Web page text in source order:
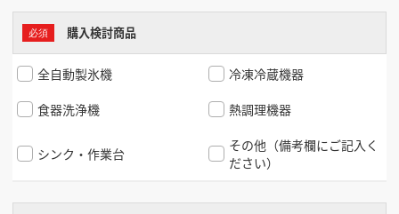
購入検討商品
全自動製氷機
冷凍冷蔵機器
食器洗浄機
熱調理機器
シンク・作業台
その他（備考欄にご記入く
ださい）